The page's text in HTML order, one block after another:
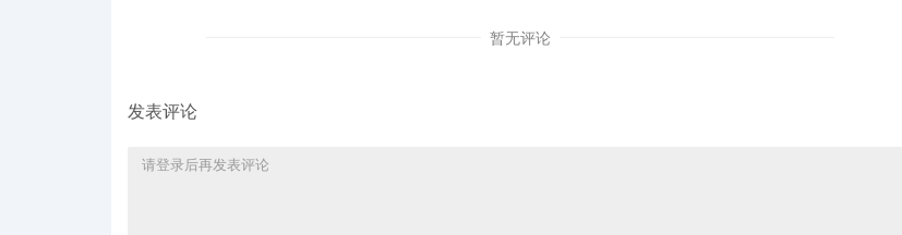
暂无评论
发表评论